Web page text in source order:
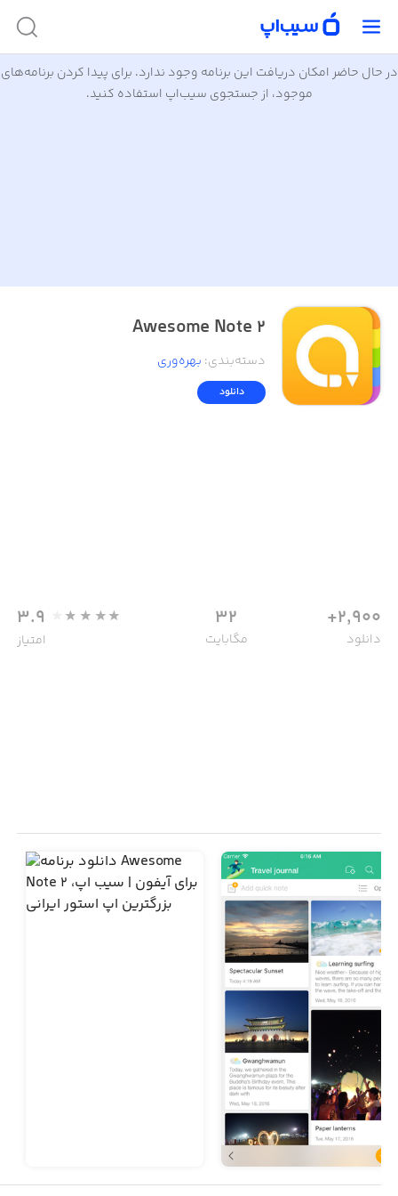
در حال حاضر امکان دریافت این برنامه وجود ندارد. برای پیدا کردن برنامه‌های
موجود، از جستجوی سیب‌اپ استفاده کنید.
Awesome Note 2
دسته‌بندی: بهره‌وری
دانلود
2,900+
دانلود
32
مگابایت
3.9
امتیاز